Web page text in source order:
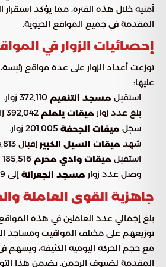
أمنية خلال هذه الفترة، مما يؤكد
المقدمة في جميع المواقع الحيوية.
إحصائيات الزوار في
توزعت أعداد الزوار على عدة مواقع رئيسة،
عليها:
استقبل مسجد التنعيم
بلغ عدد زوار ميقات يلملم
سجل ميقات الجحفة
شهد ميقات السيل الكبير إقبال 554,813 زائرًا.
استقبل ميقات وادي محرم
وصل عدد زوار مسجد الجعرانة إلى 150,289 زائرًا.
جاهزية القوى العاملة
توزيعهم على مختلف المواقيت ومساجد
مع حجم الحركة اليومية الكثيفة، ويسهم
المقدمة لضيوف الرحمن. يضمن هذا